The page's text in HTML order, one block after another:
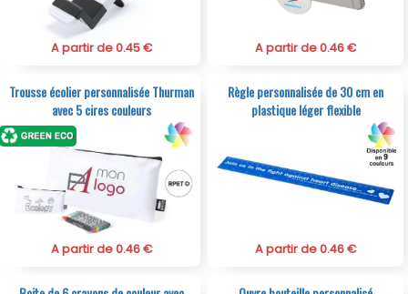
A partir de 0.45 € A partir de 0.46 €
Trousse écolier personnalisée Thurman
avec 5 cires couleurs
A partir de 0.46 €
Règle personnalisée de 30 cm en
plastique léger flexible
A partir de 0.46 €